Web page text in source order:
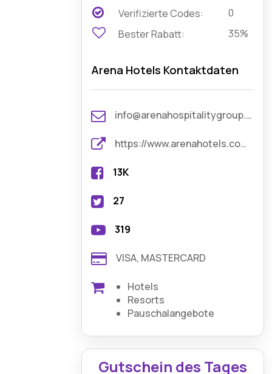
Verifizierte Codes:
0
Bester Rabatt:
35%
Arena Hotels Kontaktdaten
info@arenahospitalitygroup.com
https://www.arenahotels.com/de
13K
27
319
VISA, MASTERCARD
Hotels
Resorts
Pauschalangebote
Gutschein des Tages